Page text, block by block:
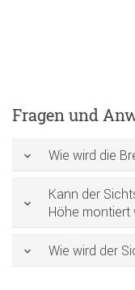
Fragen und
Wie wird die
Kann der
Höhe montiert
Wie wird der